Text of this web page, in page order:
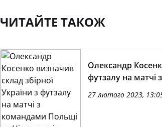
ЧИТАЙТЕ ТАКОЖ
Олександр
футзалу на матчі
27 лютого 2023,